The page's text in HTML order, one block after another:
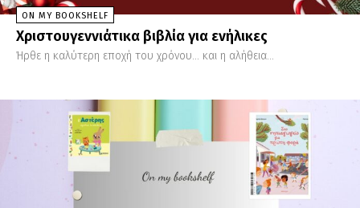
ON MY BOOKSHELF
Χριστουγεννιάτικα βιβλία για ενήλικες
Ήρθε η καλύτερη εποχή του χρόνου... και η αλήθεια...